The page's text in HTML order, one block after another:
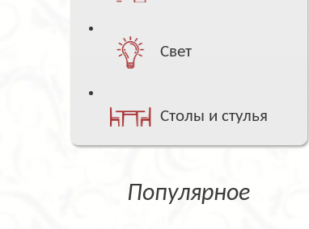
Свет
Столы и стулья
Популярное